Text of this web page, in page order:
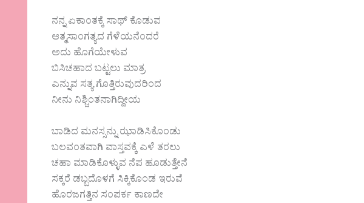
ನನ್ನ ಏಕಾಂತಕ್ಕೆ ಸಾಥ್ ಕೊಡುವ
ಆತ್ಮಸಾಂಗತ್ಯದ ಗೆಳೆಯನೆಂದರೆ
ಅದು ಹೊಗೆಯೇಳುವ
ಬಿಸಿಚಹಾದ ಬಟ್ಟಲು ಮಾತ್ರ
ಎನ್ನುವ ಸತ್ಯ ಗೊತ್ತಿರುವುದರಿಂದ
ನೀನು ನಿಶ್ಚಿಂತನಾಗಿದ್ದೀಯ
ಬಾಡಿದ ಮನಸ್ಸನ್ನು ಝಾಡಿಸಿಕೊಂಡು
ಬಲವಂತವಾಗಿ ವಾಸ್ತವಕ್ಕೆ ಎಳೆ ತರಲು
ಚಹಾ ಮಾಡಿಕೊಳ್ಳುವ ನೆಪ ಹೂಡುತ್ತೇನೆ
ಸಕ್ಕರೆ ಡಬ್ಬದೊಳಗೆ ಸಿಕ್ಕಿಕೊಂಡ ಇರುವೆ
ಹೊರಜಗತ್ತಿನ ಸಂಪರ್ಕ ಕಾಣದೇ